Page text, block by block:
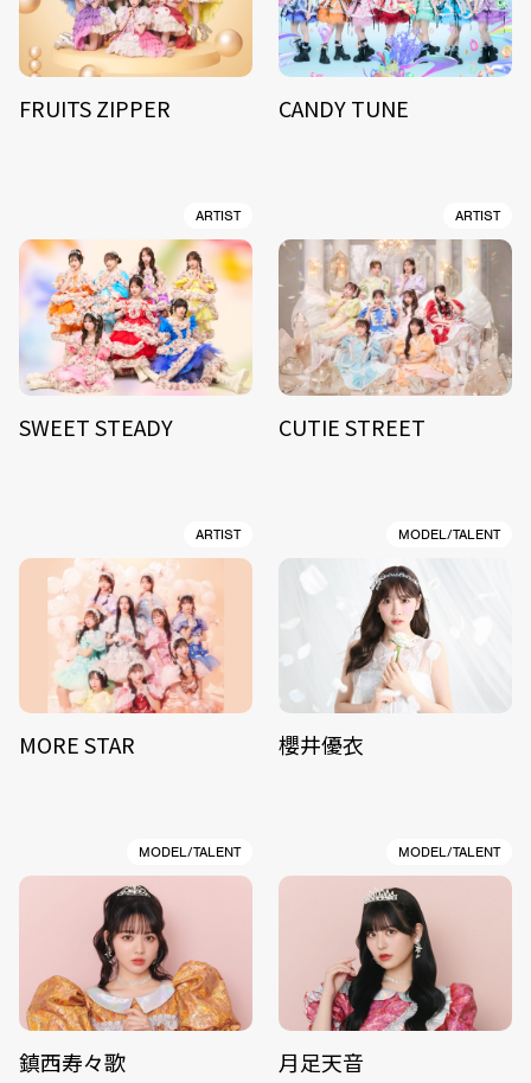
FRUITS ZIPPER CANDY TUNE
ARTIST
SWEET STEADY
ARTIST
CUTIE STREET
ARTIST
MORE STAR
MODEL/TALENT
櫻井優衣
MODEL/TALENT
鎮西寿々歌
MODEL/TALENT
月足天音